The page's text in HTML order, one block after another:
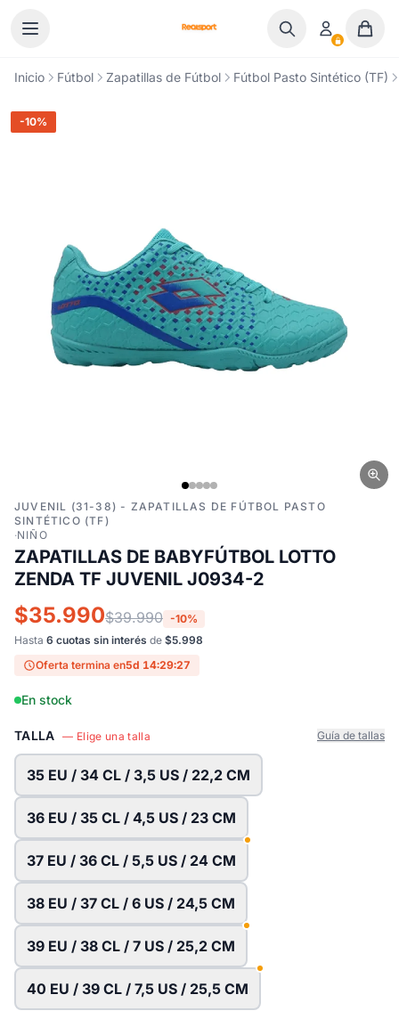
Inicio Fútbol Zapatillas de Fútbol Fútbol Pasto Sintético (TF)
-10%
JUVENIL (31-38) - ZAPATILLAS DE FÚTBOL PASTO
SINTÉTICO (TF)
·NIÑO
ZAPATILLAS DE BABYFÚTBOL LOTTO
ZENDA TF JUVENIL J0934-2
$35.990$39.990 -10%
Hasta 6 cuotas sin interés de $5.998
Oferta termina en5d 14:29:26
En stock
TALLA — Elige una talla Guía de tallas
35 EU / 34 CL / 3,5 US / 22,2 CM
36 EU / 35 CL / 4,5 US / 23 CM
37 EU / 36 CL / 5,5 US / 24 CM
38 EU / 37 CL / 6 US / 24,5 CM
39 EU / 38 CL / 7 US / 25,2 CM
40 EU / 39 CL / 7,5 US / 25,5 CM